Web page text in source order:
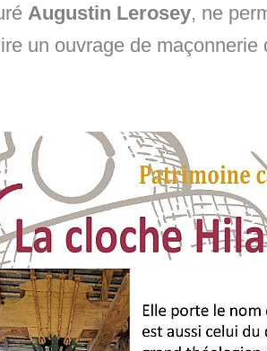
Augustin Lerosey, ne
un ouvrage de